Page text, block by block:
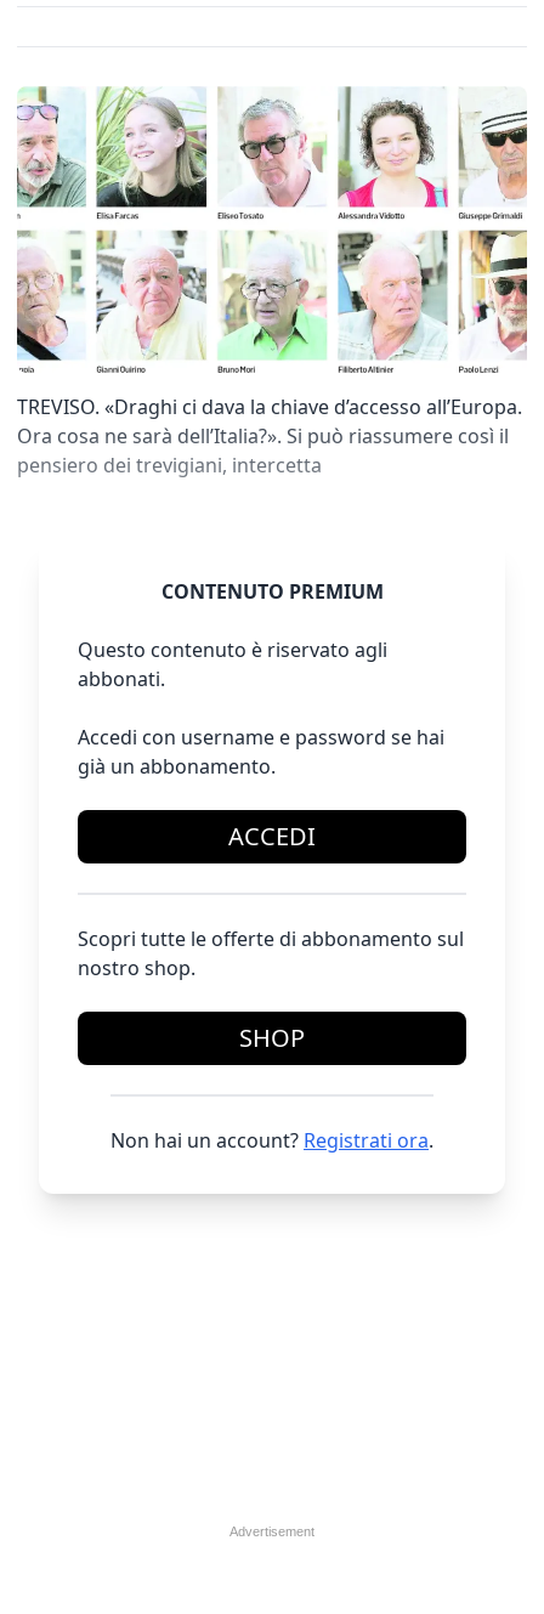
TREVISO. «Draghi ci dava la chiave d’accesso all’Europa.
Ora cosa ne sarà dell’Italia?». Si può riassumere così il
pensiero dei trevigiani, intercetta
CONTENUTO PREMIUM
Questo contenuto è riservato agli
abbonati.
Accedi con username e password se hai
già un abbonamento.
ACCEDI
Scopri tutte le offerte di abbonamento sul
nostro shop.
SHOP
Non hai un account? Registrati ora.